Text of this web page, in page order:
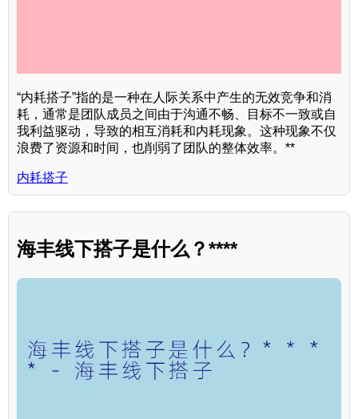
“内耗搭子”指的是一种在人际关系中产生的无效竞争和消
耗，通常是团队成员之间由于沟通不畅、目标不一致或自
我利益驱动，导致的相互消耗和内耗现象。这种现象不仅
浪费了资源和时间，也削弱了团队的整体效率。**
内耗搭子
海丰线下搭子是什么？****